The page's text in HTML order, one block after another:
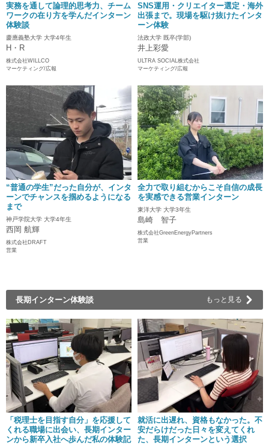
実務を通して論理的思考力、チーム
ワークの在り方を学んだインターン
体験談
慶應義塾大学 大学4年生
H・R
株式会社WILLCO
マーケティング/広報
SNS運用・クリエイター選定・海外
出張まで。現場を駆け抜けたインタ
ーン体験
法政大学 既卒(学部)
井上彩愛
ULTRA SOCIAL株式会社
マーケティング/広報
“普通の学生”だった自分が、インタ
ーンでチャンスを掴めるようになる
まで
神戸学院大学 大学4年生
西岡 航輝
株式会社DRAFT
営業
全力で取り組むからこそ自信の成長
を実感できる営業インターン
東洋大学 大学3年生
島崎 智子
株式会社GreenEnergyPartners
営業
長期インターン体験談 もっと見る
「税理士を目指す自分」を応援して
くれる職場に出会い、長期インター
ンから新卒入社へ歩んだ私の体験記
就活に出遅れ、資格もなかった。不
安だらけだった日々を変えてくれ
た、長期インターンという選択